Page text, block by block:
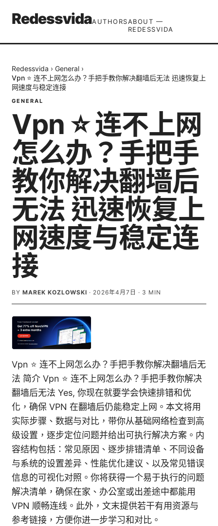
RedessvidaAUTHORSABOUT —
REDESSVIDA
Redessvida › General ›
Vpn ⭐ 连不上网怎么办？手把手教你解决翻墙后无法 迅速恢复上
网速度与稳定连接
GENERAL
Vpn ⭐ 连不上网
怎么办？手把手
教你解决翻墙后
无法 迅速恢复上
网速度与稳定连
接
BY MAREK KOZLOWSKI · 2026年4月7日 · 3 MIN
Vpn ⭐ 连不上网怎么办？手把手教你解决翻墙后无
法 简介 Vpn ⭐ 连不上网怎么办？手把手教你解决
翻墙后无法 Yes, 你现在就要学会快速排错和优
化，确保 VPN 在翻墙后仍能稳定上网。本文将用
实际步骤、数据与对比，带你从基础网络检查到高
级设置，逐步定位问题并给出可执行解决方案。内
容结构包括：常见原因、逐步排错清单、不同设备
与系统的设置差异、性能优化建议、以及常见错误
信息的可视化对照。你将获得一个易于执行的问题
解决清单，确保在家、办公室或出差途中都能用
VPN 顺畅连线。此外，文末提供若干有用资源与
参考链接，方便你进一步学习和对比。